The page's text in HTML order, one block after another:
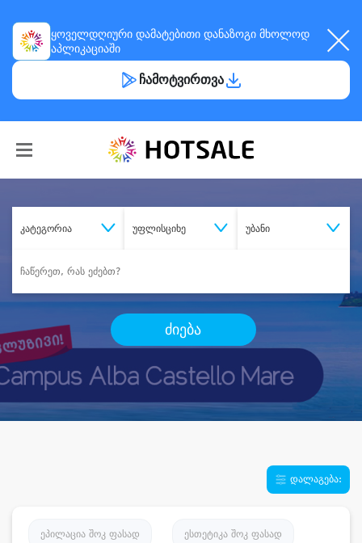
ყოველდღიური დამატებითი დანაზოგი მხოლოდ
აპლიკაციაში
ჩამოტვირთვა
კატეგორია უფლისციხე უბანი
ძიება
დალაგება:
ეპილაცია შოკ ფასად ესთეტიკა შოკ ფასად